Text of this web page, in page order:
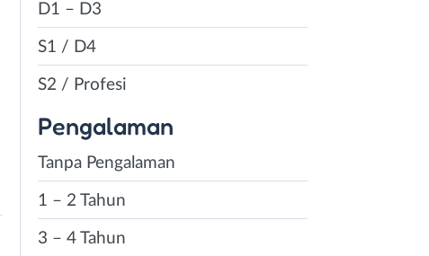
D1 – D3
S1 / D4
S2 / Profesi
Pengalaman
Tanpa Pengalaman
1 – 2 Tahun
3 – 4 Tahun